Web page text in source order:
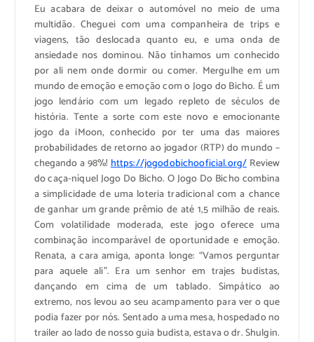
Eu acabara de deixar o automóvel no meio de uma
multidão. Cheguei com uma companheira de trips e
viagens, tão deslocada quanto eu, e uma onda de
ansiedade nos dominou. Não tínhamos um conhecido
por ali nem onde dormir ou comer. Mergulhe em um
mundo de emoção e emoção com o Jogo do Bicho. É um
jogo lendário com um legado repleto de séculos de
história. Tente a sorte com este novo e emocionante
jogo da iMoon, conhecido por ter uma das maiores
probabilidades de retorno ao jogador (RTP) do mundo –
chegando a 98%!https://jogodobichooficial.org/Review
do caça-níquel Jogo Do Bicho. O Jogo Do Bicho combina
a simplicidade de uma loteria tradicional com a chance
de ganhar um grande prêmio de até 1,5 milhão de reais.
Com volatilidade moderada, este jogo oferece uma
combinação incomparável de oportunidade e emoção.
Renata, a cara amiga, aponta longe: “Vamos perguntar
para aquele ali”. Era um senhor em trajes budistas,
dançando em cima de um tablado. Simpático ao
extremo, nos levou ao seu acampamento para ver o que
podia fazer por nós. Sentado a uma mesa, hospedado no
trailer ao lado de nosso guia budista, estava o dr. Shulgin.